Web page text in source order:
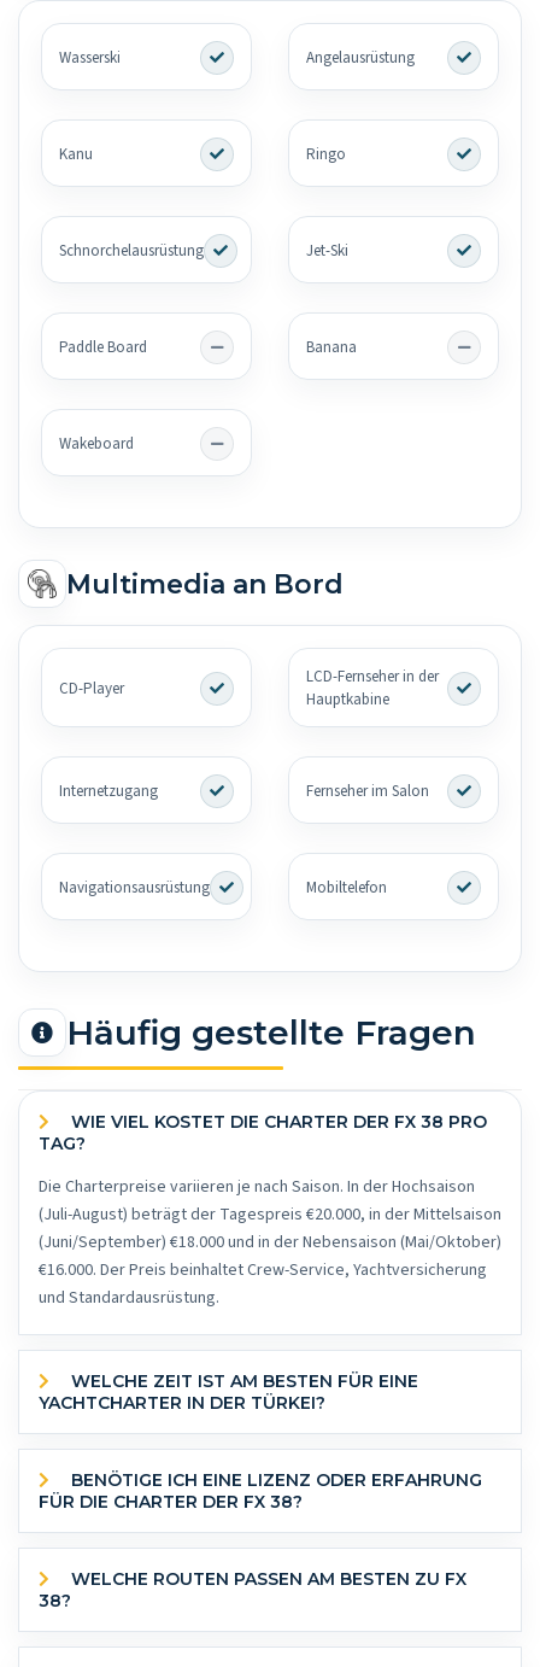
Wasserski Angelausrüstung
Kanu Ringo
Schnorchelausrüstung Jet-Ski
Paddle Board Banana
Wakeboard
Multimedia an Bord
CD-Player
LCD-Fernseher in der
Hauptkabine
Internetzugang Fernseher im Salon
Navigationsausrüstung Mobiltelefon
Häufig gestellte Fragen
TAG?
Die Charterpreise variieren je nach Saison. In der Hochsaison
(Juli-August) beträgt der Tagespreis €20.000, in der Mittelsaison
(Juni/September) €18.000 und in der Nebensaison (Mai/Oktober)
€16.000. Der Preis beinhaltet Crew-Service, Yachtversicherung
und Standardausrüstung.
YACHTCHARTER IN DER TÜRKEI?
FÜR DIE CHARTER DER FX 38?
38?